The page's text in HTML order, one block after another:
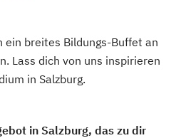
ein breites Bildungs-Buffet an
Lass dich von uns inspirieren
in Salzburg.
in Salzburg, das zu dir